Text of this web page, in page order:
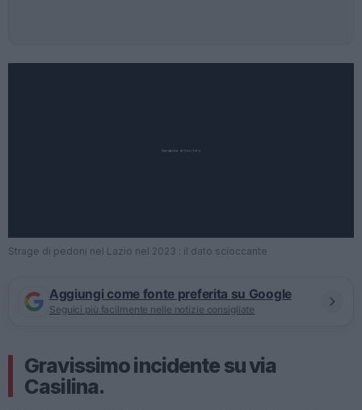
Strage di pedoni nel Lazio nel 2023 : il dato scioccante
Aggiungi come fonte preferita su Google
Seguici più facilmente nelle notizie consigliate
Gravissimo incidente su via
Casilina.